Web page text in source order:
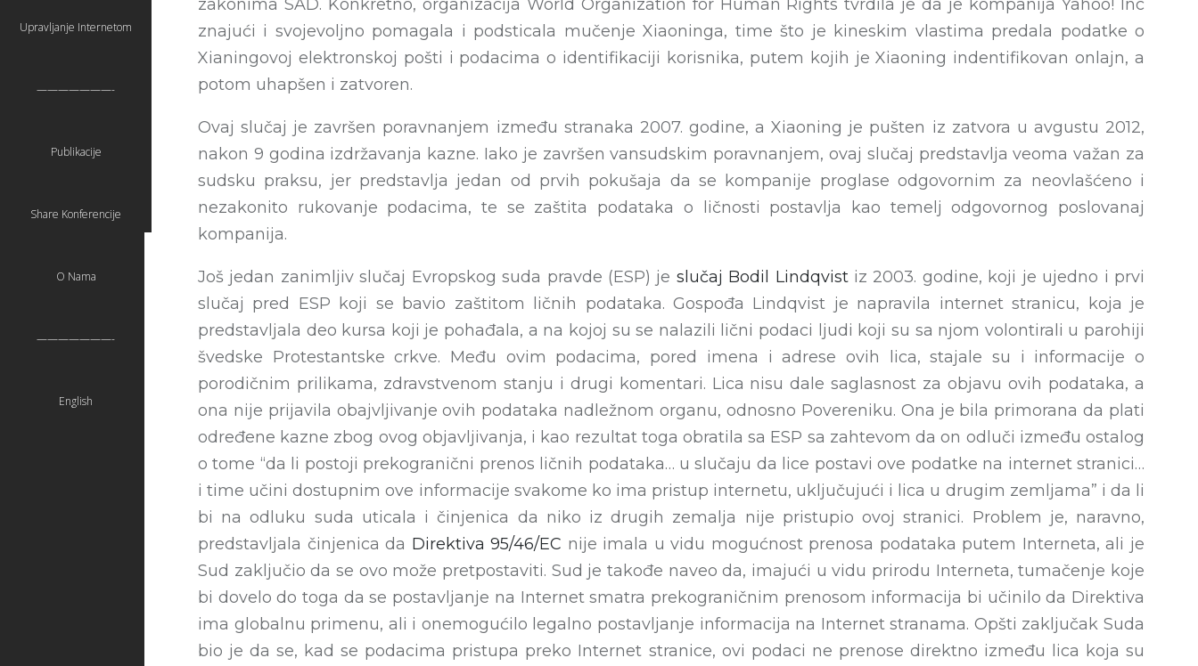
Upravljanje Internetom
———————-
Publikacije
Share Konferencije
O Nama
———————-
English
zakonima SAD. Konkretno, organizacija World Organization for Human Rights tvrdila je da je kompanija Yahoo! Inc
znajući i svojevoljno pomagala i podsticala mučenje Xiaoninga, time što je kineskim vlastima predala podatke o
Xianingovoj elektronskoj pošti i podacima o identifikaciji korisnika, putem kojih je Xiaoning indentifikovan onlajn, a
potom uhapšen i zatvoren.
Ovaj slučaj je završen poravnanjem između stranaka 2007. godine, a Xiaoning je pušten iz zatvora u avgustu 2012,
nakon 9 godina izdržavanja kazne. Iako je završen vansudskim poravnanjem, ovaj slučaj predstavlja veoma važan za
sudsku praksu, jer predstavlja jedan od prvih pokušaja da se kompanije proglase odgovornim za neovlašćeno i
nezakonito rukovanje podacima, te se zaštita podataka o ličnosti postavlja kao temelj odgovornog poslovanaj
kompanija.
Još jedan zanimljiv slučaj Evropskog suda pravde (ESP) je slučaj Bodil Lindqvistiz 2003. godine, koji je ujedno i prvi
slučaj pred ESP koji se bavio zaštitom ličnih podataka. Gospođa Lindqvist je napravila internet stranicu, koja je
predstavljala deo kursa koji je pohađala, a na kojoj su se nalazili lični podaci ljudi koji su sa njom volontirali u parohiji
švedske Protestantske crkve. Među ovim podacima, pored imena i adrese ovih lica, stajale su i informacije o
porodičnim prilikama, zdravstvenom stanju i drugi komentari. Lica nisu dale saglasnost za objavu ovih podataka, a
ona nije prijavila obajvljivanje ovih podataka nadležnom organu, odnosno Povereniku. Ona je bila primorana da plati
određene kazne zbog ovog objavljivanja, i kao rezultat toga obratila sa ESP sa zahtevom da on odluči između ostalog
o tome “da li postoji prekogranični prenos ličnih podataka… u slučaju da lice postavi ove podatke na internet stranici…
i time učini dostupnim ove informacije svakome ko ima pristup internetu, uključujući i lica u drugim zemljama” i da li
bi na odluku suda uticala i činjenica da niko iz drugih zemalja nije pristupio ovoj stranici. Problem je, naravno,
predstavljala činjenica da Direktiva 95/46/EC nije imala u vidu mogućnost prenosa podataka putem Interneta, ali je
Sud zaključio da se ovo može pretpostaviti. Sud je takođe naveo da, imajući u vidu prirodu Interneta, tumačenje koje
bi dovelo do toga da se postavljanje na Internet smatra prekograničnim prenosom informacija bi učinilo da Direktiva
ima globalnu primenu, ali i onemogućilo legalno postavljanje informacija na Internet stranama. Opšti zaključak Suda
bio je da se, kad se podacima pristupa preko Internet stranice, ovi podaci ne prenose direktno između lica koja su